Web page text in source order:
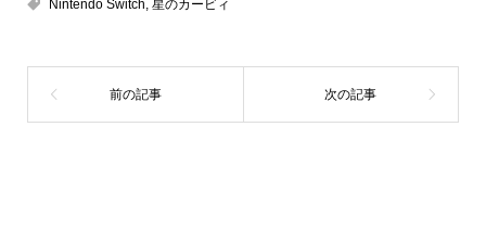
Nintendo Switch, 星のカービィ